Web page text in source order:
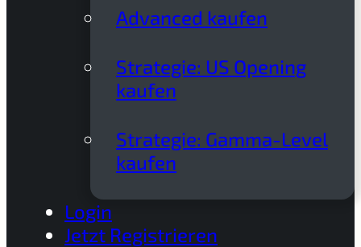
Advanced kaufen
Strategie: US Opening
kaufen
Strategie: Gamma-Level
kaufen
Login
Jetzt Registrieren